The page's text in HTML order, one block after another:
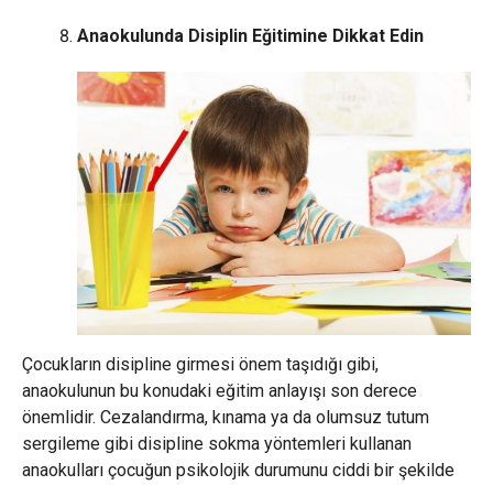
Anaokulunda Disiplin Eğitimine Dikkat Edin
Çocukların disipline girmesi önem taşıdığı gibi,
anaokulunun bu konudaki eğitim anlayışı son derece
önemlidir. Cezalandırma, kınama ya da olumsuz tutum
sergileme gibi disipline sokma yöntemleri kullanan
anaokulları çocuğun psikolojik durumunu ciddi bir şekilde